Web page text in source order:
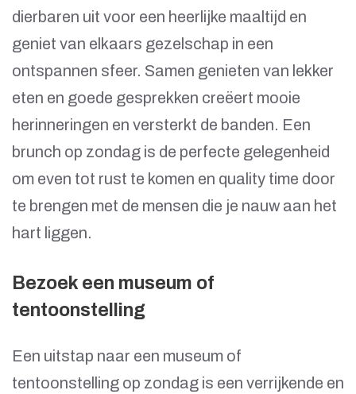
dierbaren uit voor een heerlijke maaltijd en
geniet van elkaars gezelschap in een
ontspannen sfeer. Samen genieten van lekker
eten en goede gesprekken creëert mooie
herinneringen en versterkt de banden. Een
brunch op zondag is de perfecte gelegenheid
om even tot rust te komen en quality time door
te brengen met de mensen die je nauw aan het
hart liggen.
Bezoek een museum of
tentoonstelling
Een uitstap naar een museum of
tentoonstelling op zondag is een verrijkende en